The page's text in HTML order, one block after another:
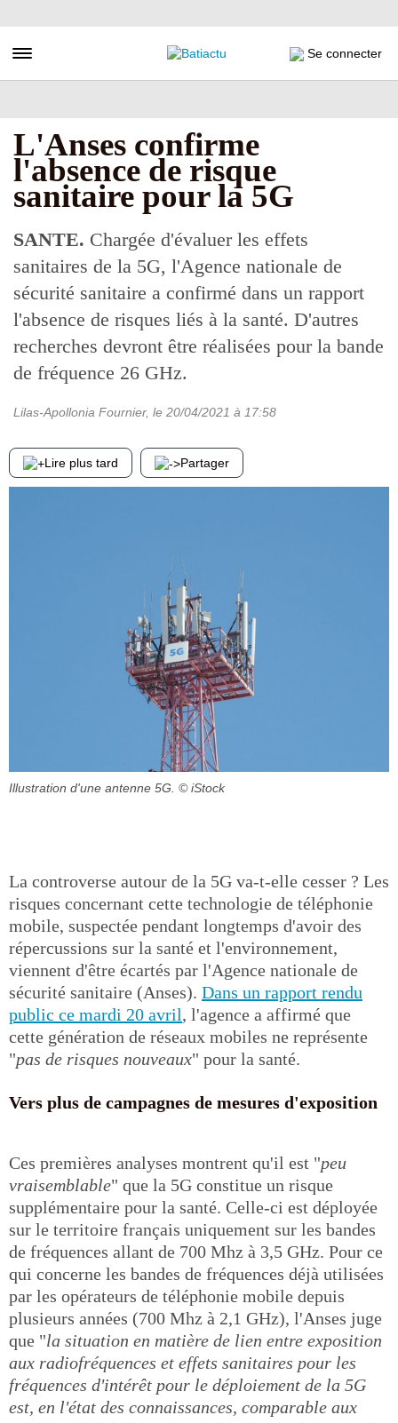
au
principal
Toggle navigation Se connecter
L'Anses confirme
l'absence de risque
sanitaire pour la 5G
SANTE. Chargée d'évaluer les effets
sanitaires de la 5G, l'Agence nationale de
sécurité sanitaire a confirmé dans un rapport
l'absence de risques liés à la santé. D'autres
recherches devront être réalisées pour la bande
de fréquence 26 GHz.
Lilas-Apollonia Fournier, le 20/04/2021 à 17:58
Lire plus tard Partager
Illustration d'une antenne 5G. © iStock
La controverse autour de la 5G va-t-elle cesser ? Les
risques concernant cette technologie de téléphonie
mobile, suspectée pendant longtemps d'avoir des
répercussions sur la santé et l'environnement,
viennent d'être écartés par l'Agence nationale de
sécurité sanitaire (Anses). Dans un rapport rendu
public ce mardi 20 avril, l'agence a affirmé que
cette génération de réseaux mobiles ne représente
"pas de risques nouveaux" pour la santé.
Vers plus de campagnes de mesures d'exposition
Ces premières analyses montrent qu'il est "peu
vraisemblable" que la 5G constitue un risque
supplémentaire pour la santé. Celle-ci est déployée
sur le territoire français uniquement sur les bandes
de fréquences allant de 700 Mhz à 3,5 GHz. Pour ce
qui concerne les bandes de fréquences déjà utilisées
par les opérateurs de téléphonie mobile depuis
plusieurs années (700 Mhz à 2,1 GHz), l'Anses juge
que "la situation en matière de lien entre exposition
aux radiofréquences et effets sanitaires pour les
fréquences d'intérêt pour le déploiement de la 5G
est, en l'état des connaissances, comparable aux